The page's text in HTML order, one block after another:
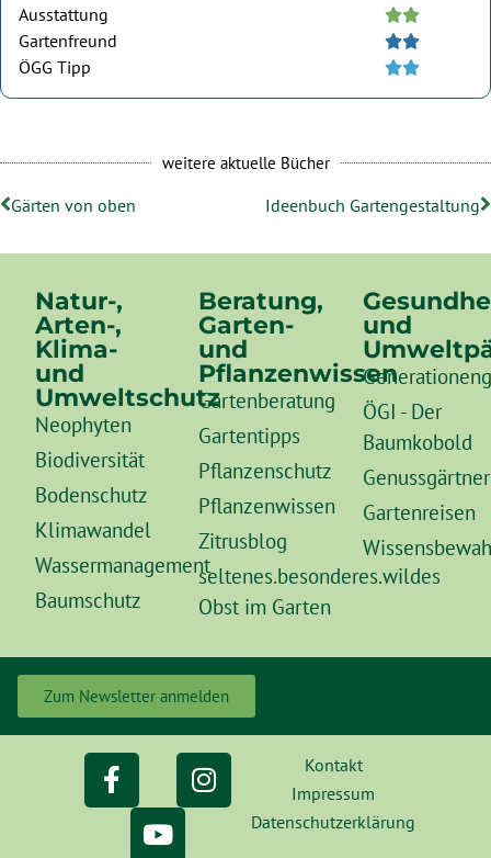
Ausstattung 
Gartenfreund 
ÖGG Tipp 
weitere aktuelle Bücher
Gärten von oben Ideenbuch Gartengestaltung
Natur-,
Arten-,
Klima-
und
Umweltschutz
Neophyten
Biodiversität
Bodenschutz
Klimawandel
Wassermanagement
Baumschutz
Beratung,
Garten-
und
Pflanzenwissen
Gartenberatung
Gartentipps
Pflanzenschutz
Pflanzenwissen
Zitrusblog
seltenes.besonderes.wildes
Obst im Garten
und
ÖGI - Der
Baumkobold
Gartenreisen
Zum Newsletter anmelden
Kontakt
Impressum
Datenschutzerklärung